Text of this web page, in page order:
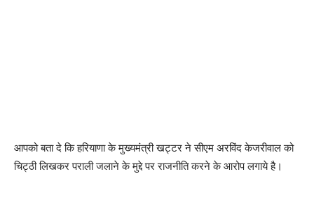
आपको बता दे कि हरियाणा के मुख्यमंत्री खट्टर ने सीएम अरविंद केजरीवाल को
चिट्ठी लिखकर पराली जलाने के मुद्दे पर राजनीति करने के आरोप लगाये है।